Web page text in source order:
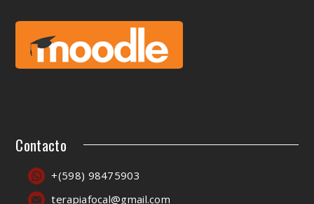
Contacto
+(598) 98475903
terapiafocal@gmail.com